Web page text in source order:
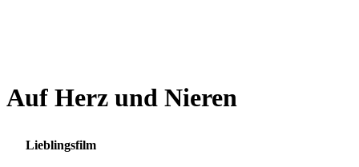
Auf Herz und Nieren
Lieblingsfilm